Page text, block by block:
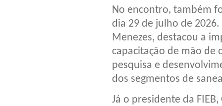
No encontro, também
dia 29 de julho de
Menezes, destacou a
capacitação de mão de
pesquisa e
dos segmentos de
Já o presidente da